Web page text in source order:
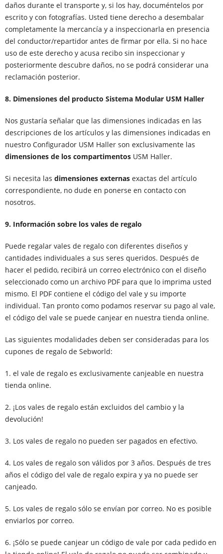
daños durante el transporte y, si los hay, documéntelos por
escrito y con fotografías. Usted tiene derecho a desembalar
completamente la mercancía y a inspeccionarla en presencia
del conductor/repartidor antes de firmar por ella. Si no hace
uso de este derecho y acusa recibo sin inspeccionar y
posteriormente descubre daños, no se podrá considerar una
reclamación posterior.
8. Dimensiones del producto Sistema Modular USM Haller
Nos gustaría señalar que las dimensiones indicadas en las
descripciones de los artículos y las dimensiones indicadas en
nuestro Configurador USM Haller son exclusivamente las
dimensiones de los compartimentos USM Haller.
Si necesita las dimensiones externas exactas del artículo
correspondiente, no dude en ponerse en contacto con
nosotros.
9. Información sobre los vales de regalo
Puede regalar vales de regalo con diferentes diseños y
cantidades individuales a sus seres queridos. Después de
hacer el pedido, recibirá un correo electrónico con el diseño
seleccionado como un archivo PDF para que lo imprima usted
mismo. El PDF contiene el código del vale y su importe
individual. Tan pronto como podamos reservar su pago al vale,
el código del vale se puede canjear en nuestra tienda online.
Las siguientes modalidades deben ser consideradas para los
cupones de regalo de Sebworld:
1. el vale de regalo es exclusivamente canjeable en nuestra
tienda online.
2. ¡Los vales de regalo están excluidos del cambio y la
devolución!
3. Los vales de regalo no pueden ser pagados en efectivo.
4. Los vales de regalo son válidos por 3 años. Después de tres
años el código del vale de regalo expira y ya no puede ser
canjeado.
5. Los vales de regalo sólo se envían por correo. No es posible
enviarlos por correo.
6. ¡Sólo se puede canjear un código de vale por cada pedido en